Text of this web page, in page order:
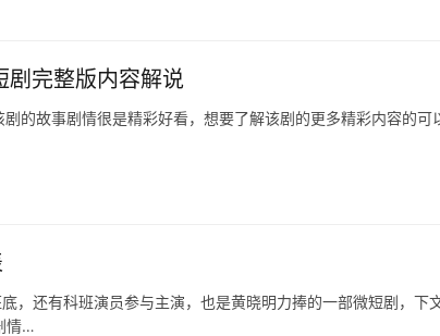
完整版内容解说
的故事剧情很是精彩好看，想要了解该剧的更多精彩内容的可
，还有科班演员参与主演，也是黄晓明力捧的一部微短剧，下
情…